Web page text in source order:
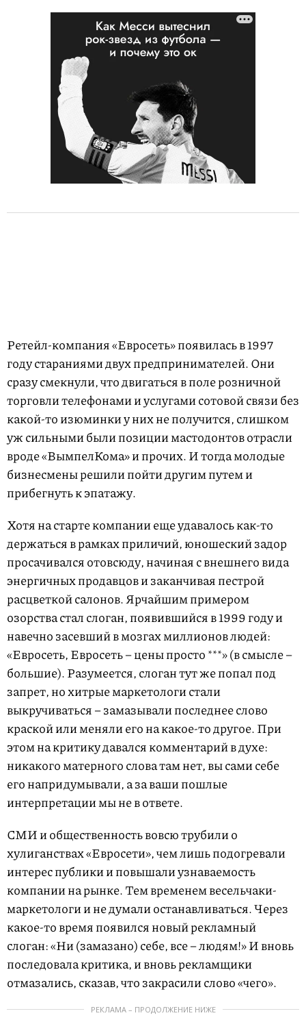
Ретейл-компания «Евросеть» появилась в 1997
году стараниями двух предпринимателей. Они
сразу смекнули, что двигаться в поле розничной
торговли телефонами и услугами сотовой связи без
какой-то изюминки у них не получится, слишком
уж сильными были позиции мастодонтов отрасли
вроде «ВымпелКома» и прочих. И тогда молодые
бизнесмены решили пойти другим путем и
прибегнуть к эпатажу.
Хотя на старте компании еще удавалось как-то
держаться в рамках приличий, юношеский задор
просачивался отовсюду, начиная с внешнего вида
энергичных продавцов и заканчивая пестрой
расцветкой салонов. Ярчайшим примером
озорства стал слоган, появившийся в 1999 году и
навечно засевший в мозгах миллионов людей:
«Евросеть, Евросеть – цены просто ***» (в смысле –
большие). Разумеется, слоган тут же попал под
запрет, но хитрые маркетологи стали
выкручиваться – замазывали последнее слово
краской или меняли его на какое-то другое. При
этом на критику давался комментарий в духе:
никакого матерного слова там нет, вы сами себе
его напридумывали, а за ваши пошлые
интерпретации мы не в ответе.
СМИ и общественность вовсю трубили о
хулиганствах «Евросети», чем лишь подогревали
интерес публики и повышали узнаваемость
компании на рынке. Тем временем весельчаки-
маркетологи и не думали останавливаться. Через
какое-то время появился новый рекламный
слоган: «Ни (замазано) себе, все – людям!» И вновь
последовала критика, и вновь рекламщики
отмазались, сказав, что закрасили слово «чего».
РЕКЛАМА – ПРОДОЛЖЕНИЕ НИЖЕ